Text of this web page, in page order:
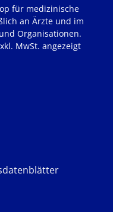
für medizinische
an Ärzte und im
Organisationen.
MwSt. angezeigt